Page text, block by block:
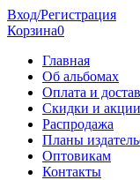
Вход/Регистрация
Корзина0
Главная
Об альбомах
Оплата и
Скидки и акции
Распродажа
Планы
Оптовикам
Контакты